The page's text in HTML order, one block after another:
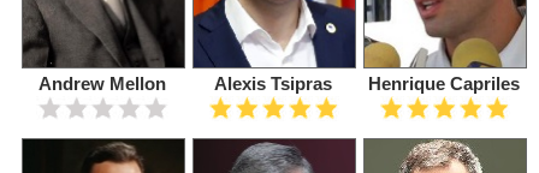
Andrew Mellon Alexis Tsipras Henrique Capriles